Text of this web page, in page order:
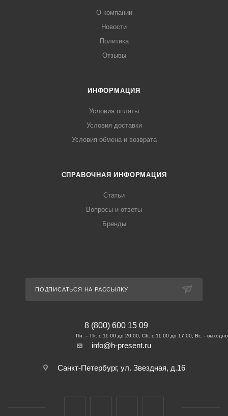
О компании
Новости
Политика
Отзывы
ИНФОРМАЦИЯ
Условия оплаты
Условия доставки
Условия обмена и возврата
СПРАВОЧНАЯ ИНФОРМАЦИЯ
Статьи
Вопросы и ответы
Бренды
ПОДПИСАТЬСЯ НА РАССЫЛКУ
8 (800) 600 15 09
info@h-present.ru
Санкт-Петербург, ул. Звездная, д.16